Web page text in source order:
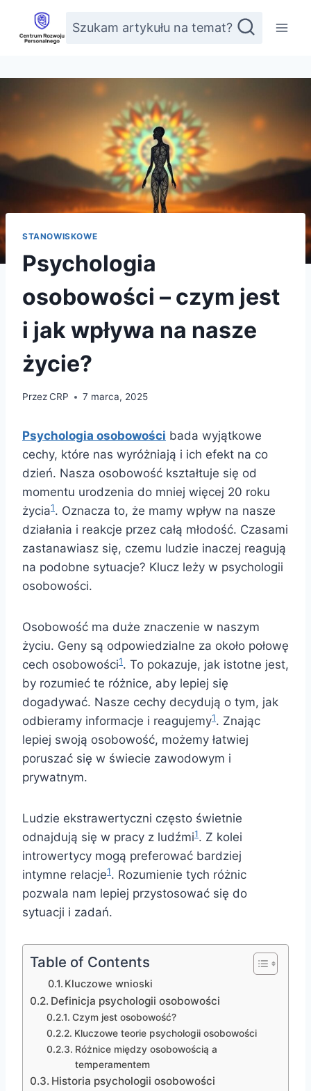
Przejdź
treści
Szukam artykułu na temat?
STANOWISKOWE
Psychologia
osobowości – czym jest
i jak wpływa na nasze
życie?
PrzezCRP 7 marca, 2025
Psychologia osobowości bada wyjątkowe
cechy, które nas wyróżniają i ich efekt na co
dzień. Nasza osobowość kształtuje się od
momentu urodzenia do mniej więcej 20 roku
życia1. Oznacza to, że mamy wpływ na nasze
działania i reakcje przez całą młodość. Czasami
zastanawiasz się, czemu ludzie inaczej reagują
na podobne sytuacje? Klucz leży w psychologii
osobowości.
Osobowość ma duże znaczenie w naszym
życiu. Geny są odpowiedzialne za około połowę
cech osobowości1. To pokazuje, jak istotne jest,
by rozumieć te różnice, aby lepiej się
dogadywać. Nasze cechy decydują o tym, jak
odbieramy informacje i reagujemy1. Znając
lepiej swoją osobowość, możemy łatwiej
poruszać się w świecie zawodowym i
prywatnym.
Ludzie ekstrawertyczni często świetnie
odnajdują się w pracy z ludźmi1. Z kolei
introwertycy mogą preferować bardziej
intymne relacje1. Rozumienie tych różnic
pozwala nam lepiej przystosować się do
sytuacji i zadań.
Table of Contents
Kluczowe wnioski
Definicja psychologii osobowości
Czym jest osobowość?
Kluczowe teorie psychologii osobowości
Różnice między osobowością a
temperamentem
Historia psychologii osobowości